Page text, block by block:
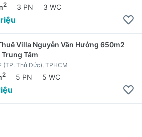
2 3 PN 3 WC
Villa Nguyễn Văn Hưởng 650m2
Trung Tâm
(TP. Thủ Đức), TPHCM
2 5 PN 5 WC